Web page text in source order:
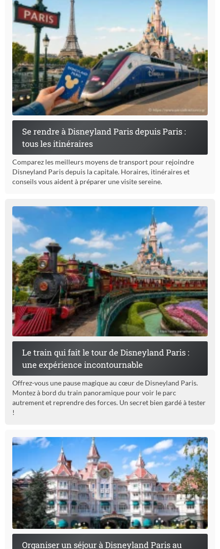
Se rendre à Disneyland Paris depuis Paris :
tous les itinéraires
Comparez les meilleurs moyens de transport pour rejoindre
Disneyland Paris depuis la capitale. Horaires, itinéraires et
conseils vous aident à préparer une visite sereine.
Le train qui fait le tour de Disneyland Paris :
une expérience incontournable
Offrez-vous une pause magique au cœur de Disneyland Paris.
Montez à bord du train panoramique pour voir le parc
autrement et reprendre des forces. Un secret bien gardé à tester
!
Organiser un séjour à Disneyland Paris au